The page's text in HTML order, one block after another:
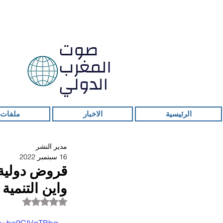
الرئيسية الاخبار
قروض
واين
مدير النشر
16 سبتمبر 2022
تم التقييم بـ ليس